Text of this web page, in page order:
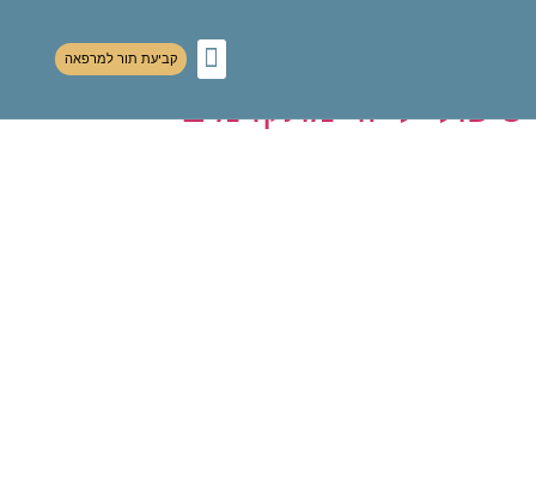
קביעת תור למרפאהdrelvi23g
טיפולי לייזר מתקדמים